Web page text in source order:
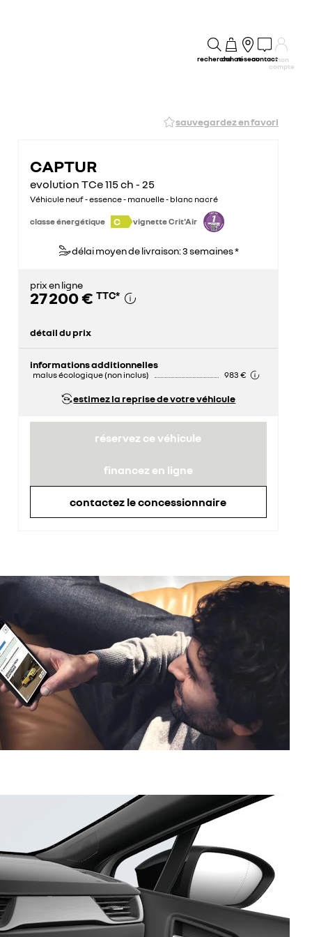
rechercheachatréseaucontactmon
compte
sauvegardez en favori
CAPTUR
evolution TCe 115 ch - 25
Véhicule neuf - essence - manuelle - blanc nacré
classe énergétique C vignette Crit'Air
délai moyen de livraison: 3 semaines *
prix en ligne
27 200 € TTC*
détail du prix
informations additionnelles
malus écologique (non inclus) 983 €
estimez la reprise de votre véhicule
réservez ce véhicule
financez en ligne
contactez le concessionnaire